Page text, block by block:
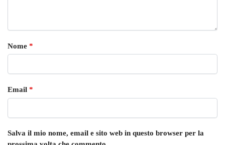
Nome *
Email *
Salva il mio nome, email e sito web in questo browser per la